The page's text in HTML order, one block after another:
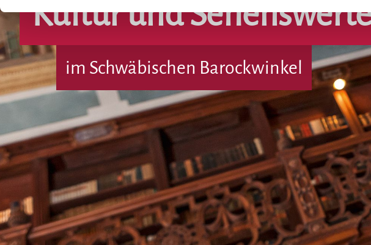
Kultur und
im Schwäbischen Barockwinkel